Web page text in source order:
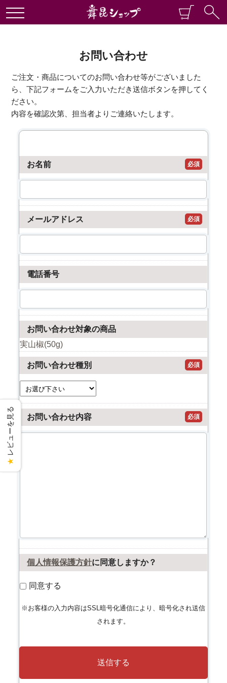
お問い合わせ
ご注文・商品についてのお問い合わせ等がございました
ら、下記フォームをご入力いただき送信ボタンを押してく
ださい。
内容を確認次第、担当者よりご連絡いたします。
お名前 必須
メールアドレス 必須
電話番号
お問い合わせ対象の商品
実山椒(50g)
お問い合わせ種別 必須
お問い合わせ内容 必須
個人情報保護方針に同意しますか？
同意する
※お客様の入力内容はSSL暗号化通信により、暗号化され送信
されます。
★
レビューを見る